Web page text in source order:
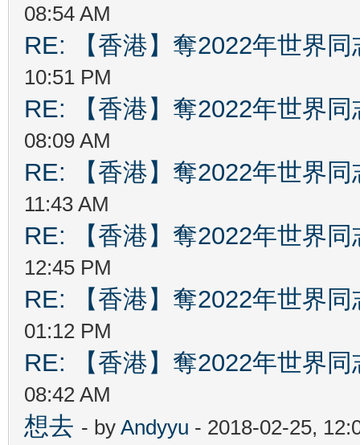
08:54 AM
RE: 【香港】奪2022年世界
10:51 PM
RE: 【香港】奪2022年世界
08:09 AM
RE: 【香港】奪2022年世界
11:43 AM
RE: 【香港】奪2022年世界
12:45 PM
RE: 【香港】奪2022年世界
01:12 PM
RE: 【香港】奪2022年世界
08:42 AM
想去 - by Andyyu - 2018-02-25,